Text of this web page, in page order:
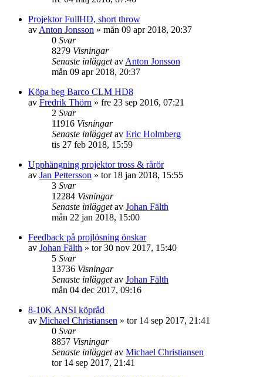
Projektor FullHD, short throw
av Anton Jonsson » mån 09 apr 2018, 20:37
0 Svar
8279 Visningar
Senaste inläggetav Anton Jonsson
mån 09 apr 2018, 20:37
Köpa beg Barco CLM HD8
av Fredrik Thörn » fre 23 sep 2016, 07:21
2 Svar
11916 Visningar
Senaste inläggetav Eric Holmberg
tis 27 feb 2018, 15:59
Upphängning projektor tross & rårör
av Jan Pettersson » tor 18 jan 2018, 15:55
3 Svar
12284 Visningar
Senaste inläggetav Johan Fälth
mån 22 jan 2018, 15:00
Feedback på projlösning önskar
av Johan Fälth » tor 30 nov 2017, 15:40
5 Svar
13736 Visningar
Senaste inläggetav Johan Fälth
mån 04 dec 2017, 09:16
8-10K ANSI köpråd
av Michael Christiansen » tor 14 sep 2017, 21:41
0 Svar
8857 Visningar
Senaste inläggetav Michael Christiansen
tor 14 sep 2017, 21:41